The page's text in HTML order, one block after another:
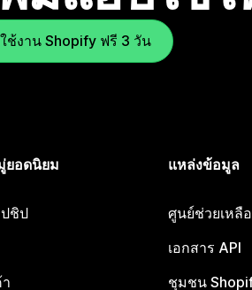
ช้งาน Shopify ฟรี 3 วัน
ยอดนิยม
ชิป
แหล่งข้อมูล
ศูนย์ช่วยเหลื
เอกสาร API
ชุมชน